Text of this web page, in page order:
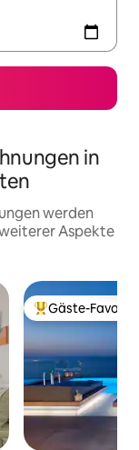
in
werden
Aspekte
Beliebter Gäste-
Gäste-Favorit